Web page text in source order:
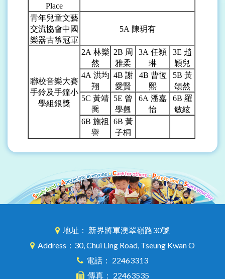
Place
青年兒童文藝
交流協會中國
樂器古箏冠軍
5A 陳玥有
聯校音樂大賽
手鈴及手鐘小
學組銀獎
2A 林樂
然
2B 周
雅柔
3A 任穎
琳
3E 趙
穎兒
4A 洪均
翔
4B 謝
愛賢
4B 曹恆
熙
5B 黃
頌然
5C 黃靖
喬
5E 曾
學翹
6A 潘嘉
怡
6B 羅
敏絃
6B 施祖
譽
6B 黃
子桐
地址： 新界將軍澳翠嶺路30號
Address：30, Chui Ling Road, Tseung Kwan O
電話： 22463313
傳真： 22463535